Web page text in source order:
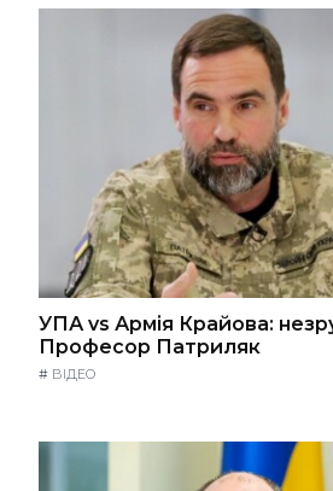
УПА vs Армія Крайова:
Професор Патриляк
# ВІДЕО